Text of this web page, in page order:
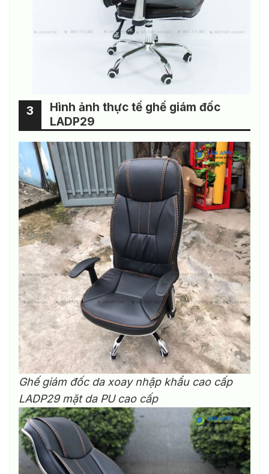
Hình ảnh thực tế ghế giám đốc
LADP29
3
Ghế giám đốc da xoay nhập khẩu cao cấp
LADP29 mặt da PU cao cấp